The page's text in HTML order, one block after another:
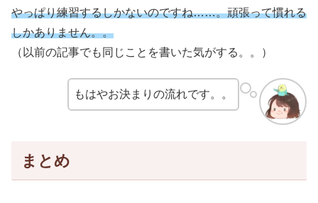
やっぱり練習するしかないのですね……。頑張って慣れる
しかありません。。
（以前の記事でも同じことを書いた気がする。。）
もはやお決まりの流れです。。
まとめ